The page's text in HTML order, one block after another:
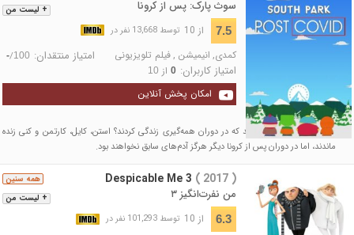
+ لیست من سوث پارک: پس از کرونا
7.5 از 10 توسط 13,668 نفر در
کمدی, انیمیشن ,فیلم تلویزیونی امتیاز منتقدان: -/100
امتیاز کاربران: 0از 10
امکان پخش آنلاین
چه بلایی سر بچه‌هایی آمد که در دوران همه‌گیری زندگی کردند؟ استن، کایل، کارتمن و کنی زنده
ماندند، اما در دوران پس از کرونا دیگر هرگز آدم‌های سابق نخواهند بود.
+ لیست من
همه سنین Despicable Me 3 ( 2017 )
من نفرت‌انگیز ۳
6.3 از 10 توسط 101,293 نفر در